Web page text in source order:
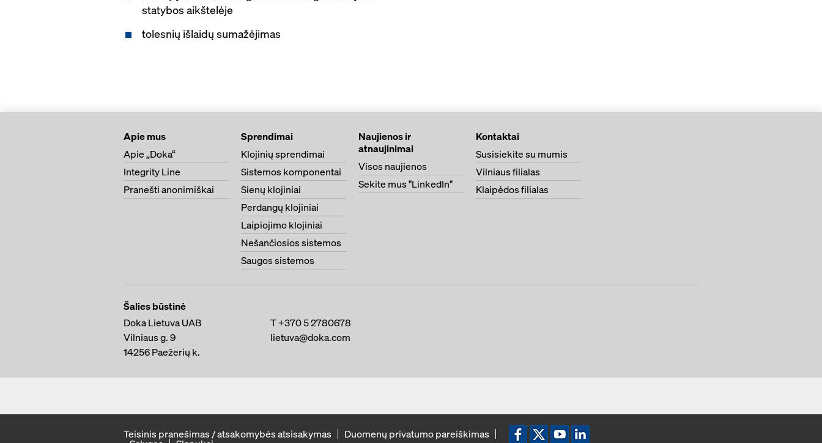
statybos aikštelėje
tolesnių išlaidų sumažėjimas
Apie mus
Apie „Doka“
Integrity Line
Pranešti anonimiškai
Sprendimai
Klojinių sprendimai
Sistemos komponentai
Sienų klojiniai
Perdangų klojiniai
Laipiojimo klojiniai
Nešančiosios sistemos
Saugos sistemos
Naujienos ir
atnaujinimai
Visos naujienos
Sekite mus "LinkedIn"
Kontaktai
Susisiekite su mumis
Vilniaus filialas
Klaipėdos filialas
Šalies būstinė
Doka Lietuva UAB
Vilniaus g. 9
14256Paežerių k.
T+370 5 2780678
lietuva@doka.com
Teisinis pranešimas / atsakomybės atsisakymas Duomenų privatumo pareiškimas Ikona Facebook
Ikona XIkona YouTube
Ikona LinkedIn